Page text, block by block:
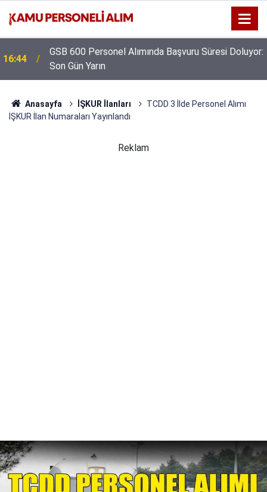
16:44
GSB 600 Personel Alımında Başvuru Süresi Doluyor:
Son Gün Yarın
Anasayfa İŞKUR İlanları
TCDD 3 İlde Personel Alımı
İŞKUR İlan Numaraları Yayınlandı
Reklam